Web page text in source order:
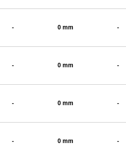
- 0 mm -
- 0 mm -
- 0 mm -
- 0 mm -